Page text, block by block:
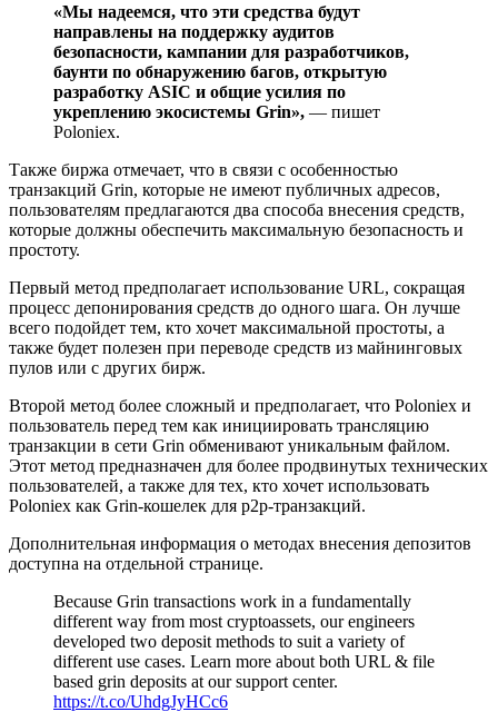
«Мы надеемся, что эти средства будут
направлены на поддержку аудитов
безопасности, кампании для разработчиков,
баунти по обнаружению багов, открытую
разработку ASIC и общие усилия по
укреплению экосистемы Grin», — пишет
Poloniex.
Также биржа отмечает, что в связи с особенностью
транзакций Grin, которые не имеют публичных адресов,
пользователям предлагаются два способа внесения средств,
которые должны обеспечить максимальную безопасность и
простоту.
Первый метод предполагает использование URL, сокращая
процесс депонирования средств до одного шага. Он лучше
всего подойдет тем, кто хочет максимальной простоты, а
также будет полезен при переводе средств из майнинговых
пулов или с других бирж.
Второй метод более сложный и предполагает, что Poloniex и
пользователь перед тем как инициировать трансляцию
транзакции в сети Grin обменивают уникальным файлом.
Этот метод предназначен для более продвинутых технических
пользователей, а также для тех, кто хочет использовать
Poloniex как Grin-кошелек для p2p-транзакций.
Дополнительная информация о методах внесения депозитов
доступна на отдельной странице.
Because Grin transactions work in a fundamentally
different way from most cryptoassets, our engineers
developed two deposit methods to suit a variety of
different use cases. Learn more about both URL & file
based grin deposits at our support center.
https://t.co/UhdgJyHCc6